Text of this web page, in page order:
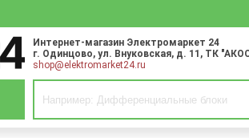
Интернет-магазин Электромаркет 24
г. Одинцово, ул. Внуковская, д. 11 , ТК
shop@elektromarket24.ru